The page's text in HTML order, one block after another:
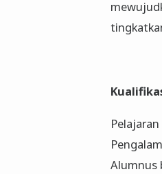
Alumnus